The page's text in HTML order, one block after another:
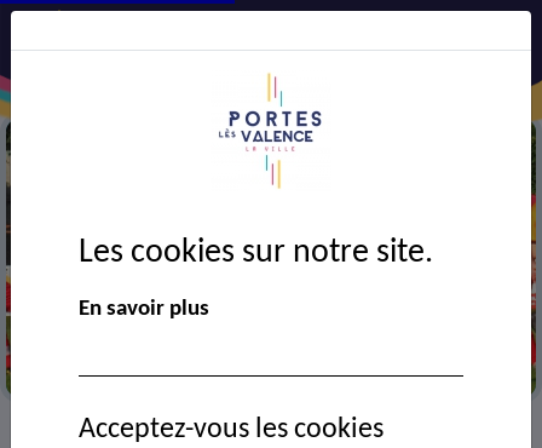
> VIE MUNICIPALE > Ressources documentaires
Les cookies sur notre site.
En savoir plus
Acceptez-vous les cookies